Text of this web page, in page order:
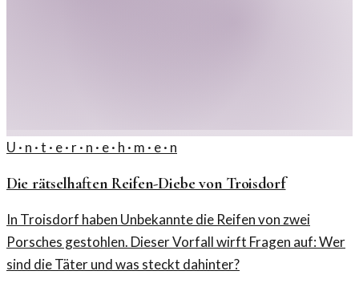
U · n · t · e · r · n · e · h · m · e · n
Die rätselhaften Reifen-Diebe von Troisdorf
In Troisdorf haben Unbekannte die Reifen von zwei
Porsches gestohlen. Dieser Vorfall wirft Fragen auf: Wer
sind die Täter und was steckt dahinter?